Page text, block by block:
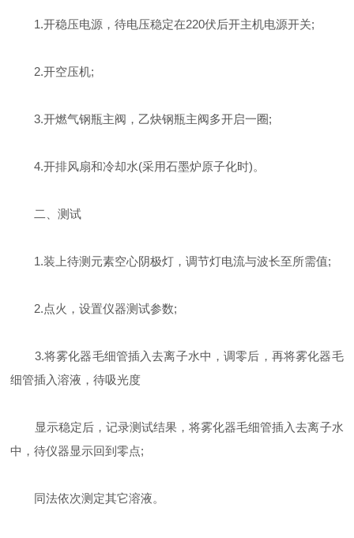
1.开稳压电源，待电压稳定在220伏后开主机电源开关;
2.开空压机;
3.开燃气钢瓶主阀，乙炔钢瓶主阀多开启一圈;
4.开排风扇和冷却水(采用石墨炉原子化时)。
二、测试
1.装上待测元素空心阴极灯，调节灯电流与波长至所需值;
2.点火，设置仪器测试参数;
3.将雾化器毛细管插入去离子水中，调零后，再将雾化器毛
细管插入溶液，待吸光度
显示稳定后，记录测试结果，将雾化器毛细管插入去离子水
中，待仪器显示回到零点;
同法依次测定其它溶液。